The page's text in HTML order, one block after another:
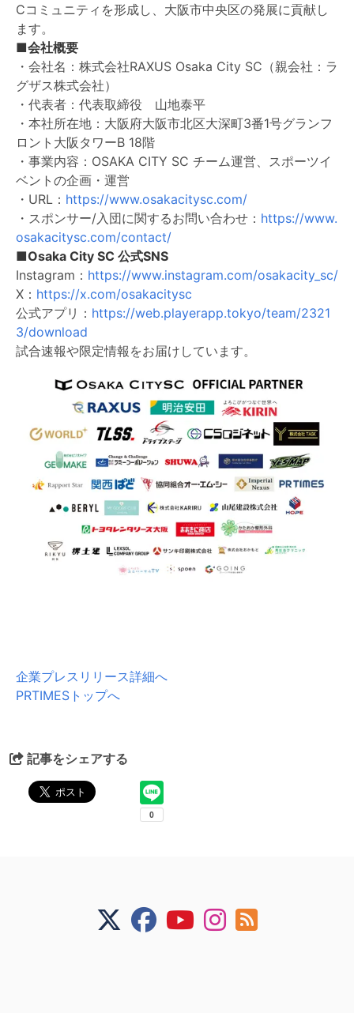
Cコミュニティを形成し、大阪市中央区の発展に貢献し
ます。
■会社概要
・会社名：株式会社RAXUS Osaka City SC（親会社：ラ
グザス株式会社）
・代表者：代表取締役 山地泰平
・本社所在地：大阪府大阪市北区大深町3番1号グランフ
ロント大阪タワーB 18階
・事業内容：OSAKA CITY SC チーム運営、スポーツイ
ベントの企画・運営
・URL： https://www.osakacitysc.com/
・スポンサー/入団に関するお問い合わせ： https://www.
osakacitysc.com/contact/
■Osaka City SC 公式SNS
Instagram： https://www.instagram.com/osakacity_sc/
X： https://x.com/osakacitysc
公式アプリ： https://web.playerapp.tokyo/team/2321
3/download
試合速報や限定情報をお届けしています。
企業プレスリリース詳細へ
PRTIMESトップへ
記事をシェアする